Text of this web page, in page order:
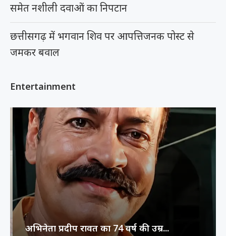
समेत नशीली दवाओं का निपटान
छत्तीसगढ़ में भगवान शिव पर आपत्तिजनक पोस्ट से
जमकर बवाल
Entertainment
अभिनेता प्रदीप रावत का 74 वर्ष की उम्र...